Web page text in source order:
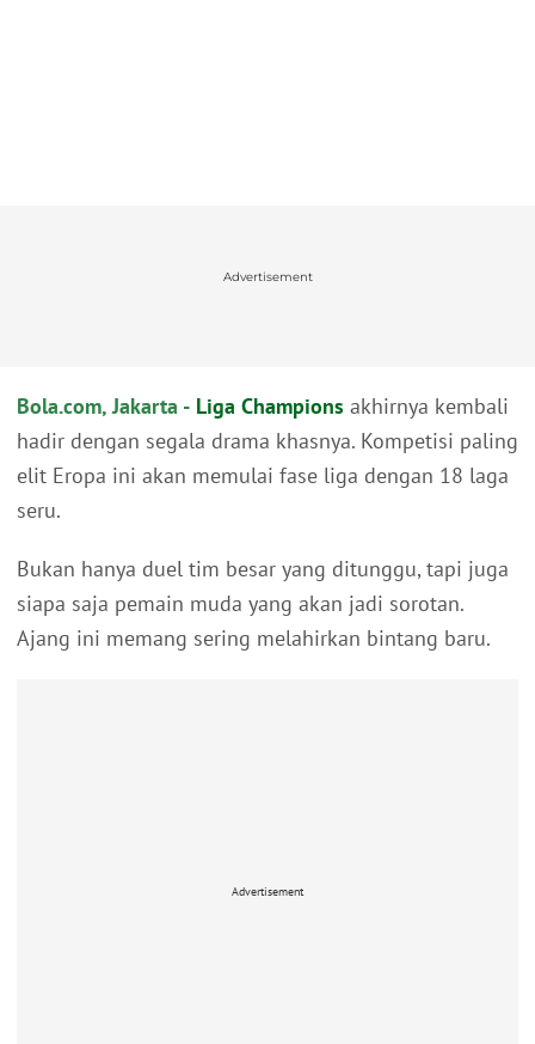
Advertisement
Bola.com, Jakarta - Liga Champions akhirnya kembali
hadir dengan segala drama khasnya. Kompetisi paling
elit Eropa ini akan memulai fase liga dengan 18 laga
seru.
Bukan hanya duel tim besar yang ditunggu, tapi juga
siapa saja pemain muda yang akan jadi sorotan.
Ajang ini memang sering melahirkan bintang baru.
Advertisement